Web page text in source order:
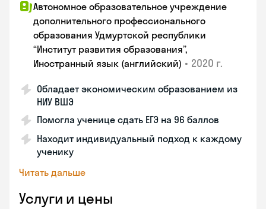
Автономное образовательное учреждение
дополнительного профессионального
образования Удмуртской республики
“Институт развития образования”,
Иностранный язык (английский) • 2020 г.
Обладает экономическим образованием из
НИУ ВШЭ
Помогла ученице сдать ЕГЭ на 96 баллов
Находит индивидуальный подход к каждому
ученику
Читать дальше
Услуги и цены